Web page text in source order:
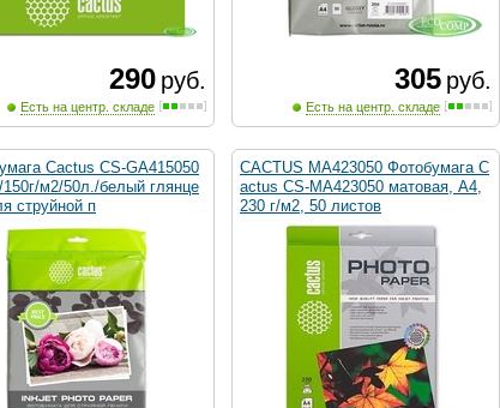
290 руб.
Есть на центр. складе
305 руб.
Есть на центр. складе
Cactus CS-GA415050
150г/м2/50л./белый глянце
струйной п
CACTUS MA423050 Фотобумага C
actus CS-MA423050 матовая, A4,
230 г/м2, 50 листов